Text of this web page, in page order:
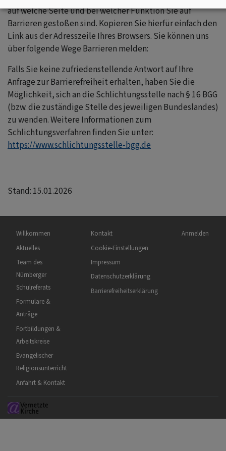
auf welche Seite und bei welcher Funktion Sie auf
Barrieren gestoßen sind. Kopieren Sie hierfür einfach den
Link aus der Adresszeile Ihres Browsers. Sie können uns
über folgende Wege Barrieren melden:
Falls Sie keine zufriedenstellende Antwort auf Ihre
Anfrage zur Barrierefreiheit erhalten, haben Sie die
Möglichkeit, sich an die Schlichtungsstelle nach § 16 BGG
(bzw. die zuständige Stelle des jeweiligen Bundeslandes)
zu wenden.Weitere Informationen zum
Schlichtungsverfahren finden Sie unter:
https://www.schlichtungsstelle-bgg.de
Stand: 15.01.2026
Hauptnavigation
Willkommen
Aktuelles
Team des
Nürnberger
Schulreferats
Formulare &
Anträge
Fortbildungen &
Arbeitskreise
Evangelischer
Religionsunterricht
Anfahrt & Kontakt
Fußbereichsmenü
Kontakt
Cookie-Einstellungen
Impressum
Datenschutzerklärung
Barrierefreiheitserklärung
Anmelden